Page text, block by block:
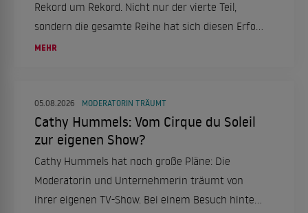
Rekord um Rekord. Nicht nur der vierte Teil,
sondern die gesamte Reihe hat sich diesen Erfolg
mehr als verdient. Eine Filmkritik.
MEHR
05.08.2026 MODERATORIN TRÄUMT
Cathy Hummels: Vom Cirque du Soleil
zur eigenen Show?
Cathy Hummels hat noch große Pläne: Die
Moderatorin und Unternehmerin träumt von
ihrer eigenen TV-Show. Bei einem Besuch hinter